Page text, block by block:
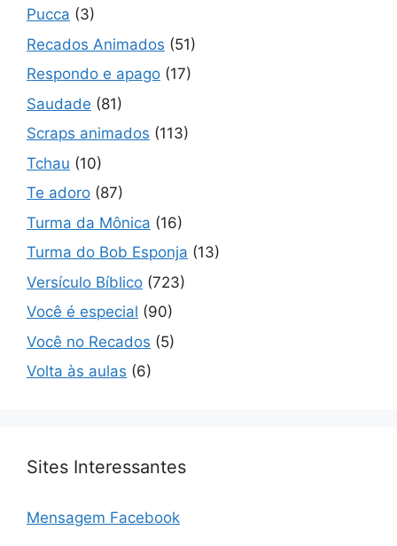
Pucca (3)
Recados Animados (51)
Respondo e apago (17)
Saudade (81)
Scraps animados (113)
Tchau (10)
Te adoro (87)
Turma da Mônica (16)
Turma do Bob Esponja (13)
Versículo Bíblico (723)
Você é especial (90)
Você no Recados (5)
Volta às aulas (6)
Sites Interessantes
Mensagem Facebook